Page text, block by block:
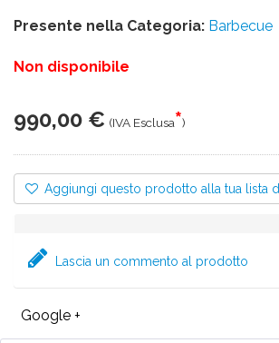
Presente nella Categoria: Barbecue
Non disponibile
990,00 € (IVA Esclusa*)
Aggiungi questo prodotto alla tua lista
Lascia un commento al prodotto
Google +